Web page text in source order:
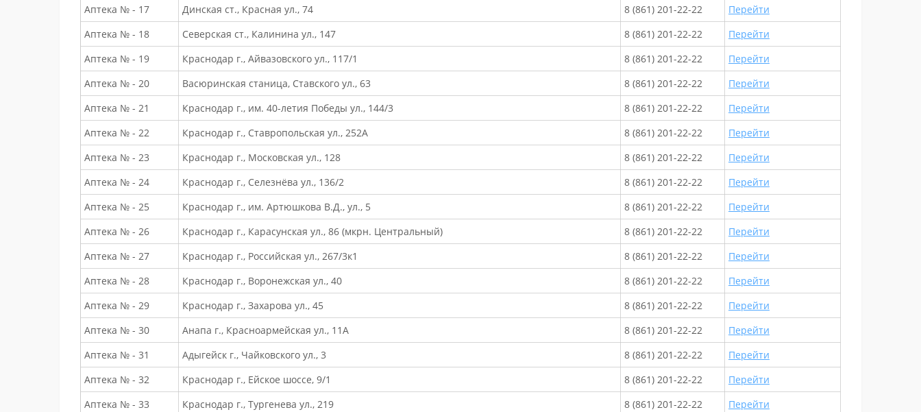
Аптека № - 17
Динская ст., Красная ул., 74 8 (861) 201-22-22
Перейти
Аптека № - 18
Северская ст., Калинина ул., 147 8 (861) 201-22-22
Перейти
Аптека № - 19
Краснодар г., Айвазовского ул., 117/1 8 (861) 201-22-22
Перейти
Аптека № - 20
Васюринская станица, Ставского ул., 63 8 (861) 201-22-22
Перейти
Аптека № - 21
Краснодар г., им. 40-летия Победы ул., 144/3 8 (861) 201-22-22
Перейти
Аптека № - 22
Краснодар г., Ставропольская ул., 252А 8 (861) 201-22-22
Перейти
Аптека № - 23
Краснодар г., Московская ул., 128 8 (861) 201-22-22
Перейти
Аптека № - 24
Краснодар г., Селезнёва ул., 136/2 8 (861) 201-22-22
Перейти
Аптека № - 25
Краснодар г., им. Артюшкова В.Д., ул., 5 8 (861) 201-22-22
Перейти
Аптека № - 26
Краснодар г., Карасунская ул., 86 (мкрн. Центральный) 8 (861) 201-22-22
Перейти
Аптека № - 27
Краснодар г., Российская ул., 267/3к1 8 (861) 201-22-22
Перейти
Аптека № - 28
Краснодар г., Воронежская ул., 40 8 (861) 201-22-22
Перейти
Аптека № - 29
Краснодар г., Захарова ул., 45 8 (861) 201-22-22
Перейти
Аптека № - 30
Анапа г., Красноармейская ул., 11А 8 (861) 201-22-22
Перейти
Аптека № - 31
Адыгейск г., Чайковского ул., 3 8 (861) 201-22-22
Перейти
Аптека № - 32
Краснодар г., Ейское шоссе, 9/1 8 (861) 201-22-22
Перейти
Аптека № - 33
Краснодар г., Тургенева ул., 219 8 (861) 201-22-22
Перейти